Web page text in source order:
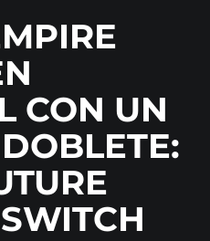
CON UN